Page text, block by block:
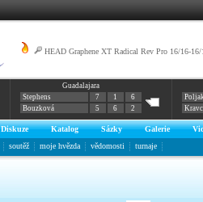
HEAD Graphene XT Radical Rev Pro 16/16-16/
Guadalajara
Stephens
7 1
6
Bouzková
5 6 2
Diskuze Katalog Sázky Galerie
soutěž moje hvězda vědomosti turnaje